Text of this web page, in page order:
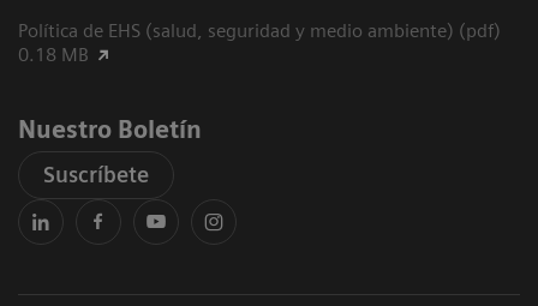
Política de EHS (salud, seguridad y medio ambiente) (pdf)
0.18 MB
Nuestro Boletín
Suscríbete